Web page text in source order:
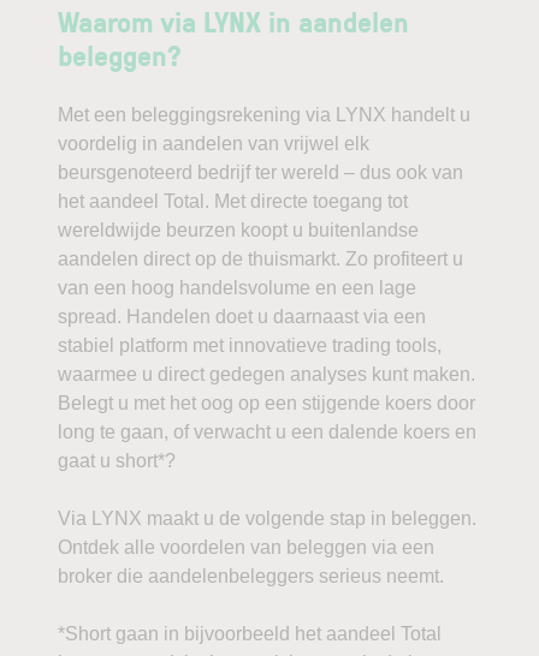
Waarom via LYNX in aandelen
beleggen?
Met een beleggingsrekening via LYNX handelt u
voordelig in aandelen van vrijwel elk
beursgenoteerd bedrijf ter wereld – dus ook van
het aandeel Total. Met directe toegang tot
wereldwijde beurzen koopt u buitenlandse
aandelen direct op de thuismarkt. Zo profiteert u
van een hoog handelsvolume en een lage
spread. Handelen doet u daarnaast via een
stabiel platform met innovatieve trading tools,
waarmee u direct gedegen analyses kunt maken.
Belegt u met het oog op een stijgende koers door
long te gaan, of verwacht u een dalende koers en
gaat u short*?
Via LYNX maakt u de volgende stap in beleggen.
Ontdek alle voordelen van beleggen via een
broker die aandelenbeleggers serieus neemt.
*Short gaan in bijvoorbeeld het aandeel Total